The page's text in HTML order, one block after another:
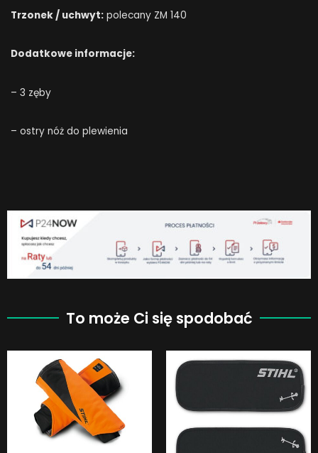
Trzonek / uchwyt: polecany ZM 140
Dodatkowe informacje:
– 3 zęby
– ostry nóż do plewienia
To może Ci się spodobać